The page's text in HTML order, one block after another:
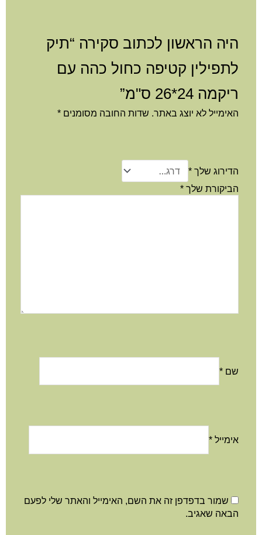
היה הראשון לכתוב סקירה “תיק
לתפילין קטיפה כחול כהה עם
ריקמה 24*26 ס"מ”
האימייל לא יוצג באתר. שדות החובה מסומנים *
הדירוג שלך *
הביקורת שלך *
שם *
אימייל *
שמור בדפדפן זה את השם, האימייל והאתר שלי לפעם
הבאה שאגיב.